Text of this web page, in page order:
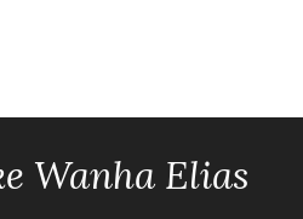
Wanha Elias